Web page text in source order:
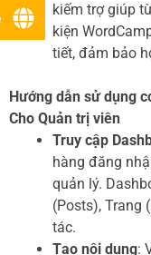
kiếm trợ giúp
kiện
tiết, đảm bảo
Hướng dẫn sử dụng
Cho Quản trị viên
Truy cập
hàng đăng
quản lý.
(Posts), Trang
tác.
Tạo nội dung: